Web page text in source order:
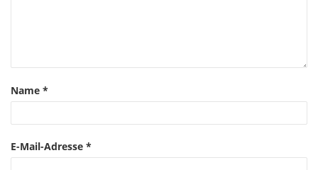
Name *
E-Mail-Adresse *